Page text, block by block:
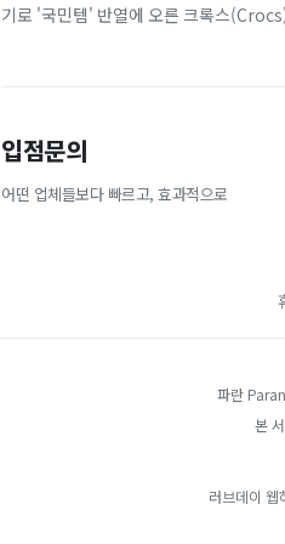
기로 '국민템' 반열에 오른 크록스
입점문의
어떤 업체들보다 빠르고, 효과적으로
파란
본
러브데이 웹